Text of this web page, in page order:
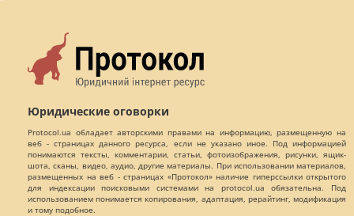
Юридические оговорки
Protocol.ua обладает авторскими правами на информацию, размещенную на
веб - страницах данного ресурса, если не указано иное. Под информацией
понимаются тексты, комментарии, статьи, фотоизображения, рисунки, ящик-
шота, сканы, видео, аудио, другие материалы. При использовании материалов,
размещенных на веб - страницах «Протокол» наличие гиперссылки открытого
для индексации поисковыми системами на protocol.ua обязательна. Под
использованием понимается копирования, адаптация, рерайтинг, модификация
и тому подобное.